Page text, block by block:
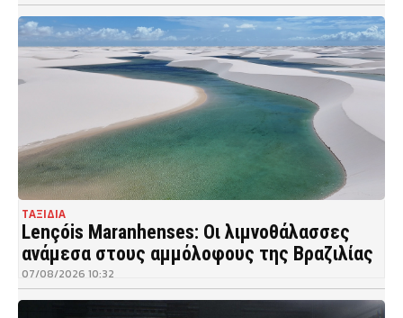
ΤΑΞΙΔΙΑ
Lençóis Maranhenses: Οι λιμνοθάλασσες
ανάμεσα στους αμμόλοφους της Βραζιλίας
07/08/2026 10:32